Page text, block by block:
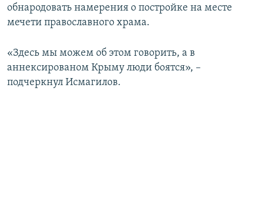
обнародовать намерения о постройке на месте
мечети православного храма.
«Здесь мы можем об этом говорить, а в
аннексированом Крыму люди боятся», –
подчеркнул Исмагилов.